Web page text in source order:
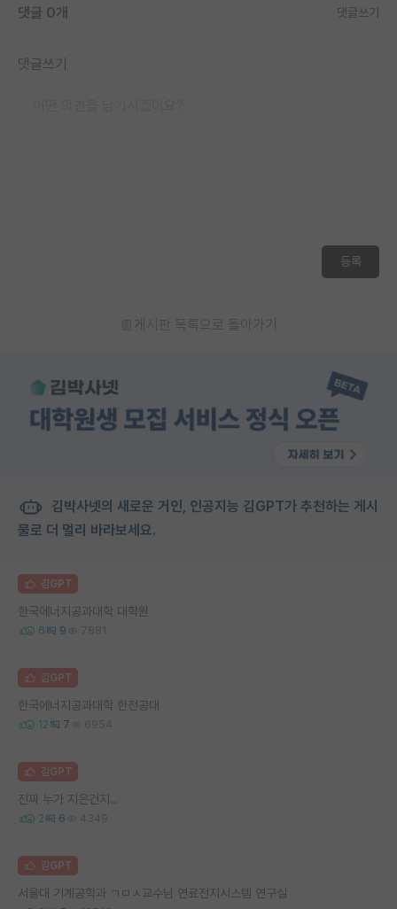
댓글 0개 댓글쓰기
댓글쓰기
등록
게시판 목록으로 돌아가기
김박사넷의 새로운 거인, 인공지능 김GPT가 추천하는 게시
물로 더 멀리 바라보세요.
김GPT
한국에너지공과대학 대학원
6 9 7881
김GPT
한국에너지공과대학 한전공대
12 7 6954
김GPT
진짜 누가 지은건지..
2 6 4349
김GPT
서울대 기계공학과 ㄱㅁㅅ교수님 연료전지시스템 연구실